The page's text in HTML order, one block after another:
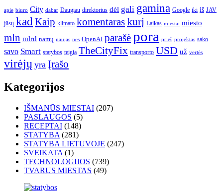
apie biuro City dabar Daugiau direktorius dėl gali gamina Google iki iš JAV
jūsų kad Kaip klimato komentaraskurį Laikas miestai miesto
mln mlrd namų naujas nes OpenAI parašėpora prieš projektas sako
savo Smart statybos teigia TheCityFix transporto USD už vertės
virėjų yra Įrašo
Kategorijos
IŠMANŪS MIESTAI (207)
PASLAUGOS (5)
RECEPTAI (148)
STATYBA (281)
STATYBA LIETUVOJE (247)
SVEIKATA (1)
TECHNOLOGIJOS (739)
TVARUS MIESTAS (49)